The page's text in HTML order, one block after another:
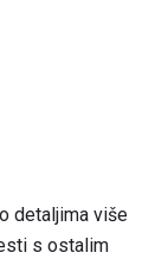
detaljima više
s ostalim